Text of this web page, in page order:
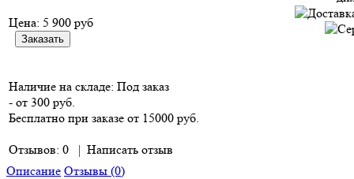
Цена: 5 900 руб
Наличие на складе: Под заказ
- от 300 руб.
Бесплатно при заказе от 15000 руб.
Отзывов: 0 | Написать отзыв
Описание Отзывы (0)